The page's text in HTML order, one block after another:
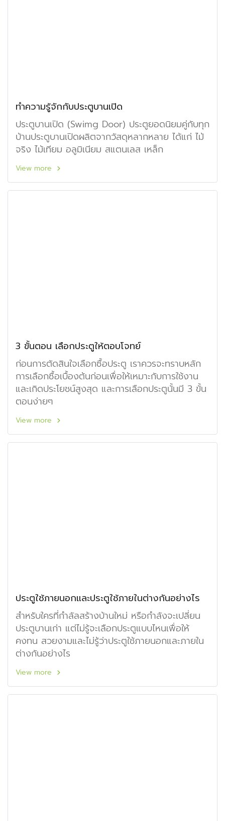
ทำความรู้จักกับประตูบานเปิด
ประตูบานเปิด (Swimg Door) ประตูยอดนิยมคู่กับทุก
บ้านประตูบานเปิดผลิตจากวัสดุหลากหลาย ได้แก่ ไม้
จริง ไม้เทียม อลูมิเนียม สแตนเลส เหล็ก
View more
3 ขั้นตอน เลือกประตูให้ตอบโจทย์
ก่อนการตัดสินใจเลือกซื้อประตู เราควรจะทราบหลัก
การเลือกซื้อเบื้องต้นก่อนเพื่อให้เหมาะกับการใช้งาน
และเกิดประโยชน์สูงสุด และการเลือกประตูนั้นมี 3 ขั้น
ตอนง่ายๆ
View more
ประตูใช้ภายนอกและประตูใช้ภายในต่างกันอย่างไร
สำหรับใครที่กำลัลสร้างบ้านใหม่ หรือกำลังจะเปลี่ยน
ประตูบานเก่า แต่ไม่รู้จะเลือกประตูแบบไหนเพื่อให้
คงทน สวยงามและไม่รู้ว่าประตูใช้ภายนอกและภายใน
ต่างกันอย่างไร
View more